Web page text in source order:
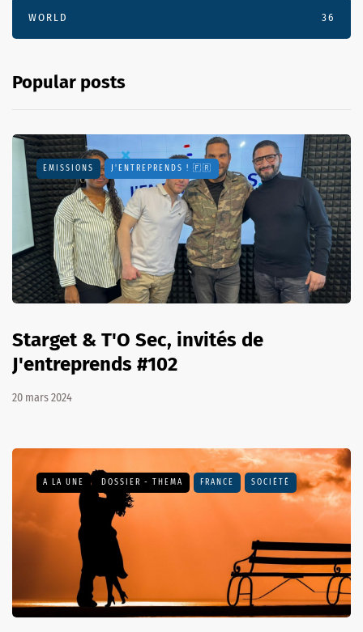
WORLD 36
Popular posts
EMISSIONS J'ENTREPRENDS ! 🇫🇷
Starget & T'O Sec, invités de
J'entreprends #102
20 mars 2024
A LA UNE DOSSIER - THEMA FRANCE SOCIÉTÉ